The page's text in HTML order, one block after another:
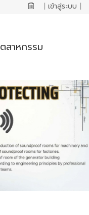
| เข้าสู่ระบบ |
สาหกรรม